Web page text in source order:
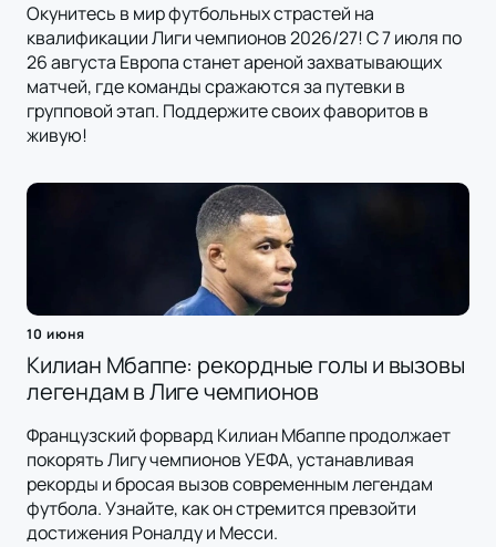
Окунитесь в мир футбольных страстей на
квалификации Лиги чемпионов 2026/27! С 7 июля по
26 августа Европа станет ареной захватывающих
матчей, где команды сражаются за путевки в
групповой этап. Поддержите своих фаворитов в
живую!
10 июня
Килиан Мбаппе: рекордные голы и вызовы
легендам в Лиге чемпионов
Французский форвард Килиан Мбаппе продолжает
покорять Лигу чемпионов УЕФА, устанавливая
рекорды и бросая вызов современным легендам
футбола. Узнайте, как он стремится превзойти
достижения Роналду и Месси.